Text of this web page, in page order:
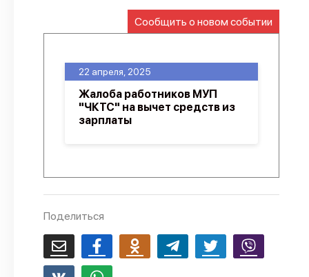
API
Политика конфиденциальности
Сообщить о новом событии
22 апреля, 2025
Жалоба работников МУП
"ЧКТС" на вычет средств из
зарплаты
Поделиться